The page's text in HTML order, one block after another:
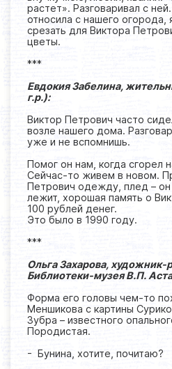
растет». Разговаривал с
относила с нашего огорода,
срезать для Виктора
цветы.
***
Евдокия Забелина,
г.р.):
Виктор Петрович часто
возле нашего дома.
уже и не вспомнишь.
Помог он нам, когда сгорел
Сейчас-то живем в новом.
Петрович одежду, плед – он
лежит, хорошая память о
100 рублей денег.
Это было в 1990 году.
***
Ольга Захарова, художник-
Библиотеки-музея В.П.
Форма его головы чем-то
Меншикова с картины
Зубра – известного
Породистая.
- Бунина, хотите, почитаю?